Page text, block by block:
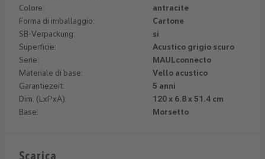
Colore:
antracite
Forma di imballaggio:
Cartone
SB-Verpackung:
si
Superficie:
Acustico grigio scuro
Serie:
MAULconnecto
Materiale di base:
Vello acustico
Garantiezeit:
5 anni
Dim. (LxPxA):
120 x 6.8 x 51.4 cm
Base:
Morsetto
Scarica